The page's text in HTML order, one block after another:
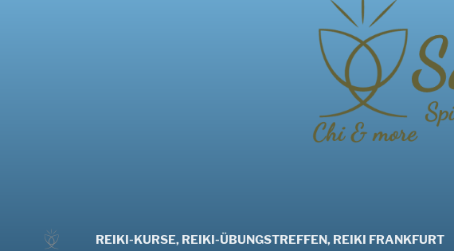
REIKI-KURSE, REIKI-ÜBUNGSTREFFEN, REIKI FRANKFURT